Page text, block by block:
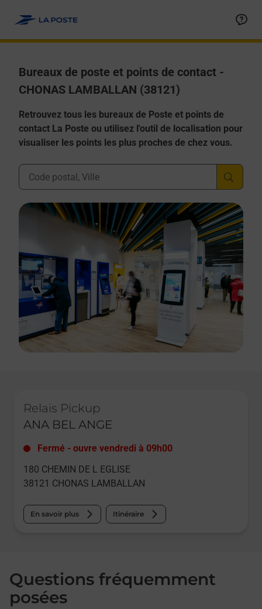
Bureaux de poste et points de contact -
CHONAS LAMBALLAN (38121)
Retrouvez tous les bureaux de Poste et points de
contact La Poste ou utilisez l'outil de localisation pour
visualiser les points les plus proches de chez vous.
Ville, Département, Code Postal
Relais Pickup
ANA BEL ANGE
Fermé - ouvre vendredi à 09h00
180 CHEMIN DE L EGLISE
38121 CHONAS LAMBALLAN
En savoir plus Itinéraire
Questions fréquemment
posées